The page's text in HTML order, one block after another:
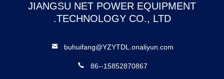
JIANGSU NET POWER EQUIPMENT
TECHNOLOGY CO., LTD.
buhuifang@YZYTDL.onaliyun.com
86--15852870867